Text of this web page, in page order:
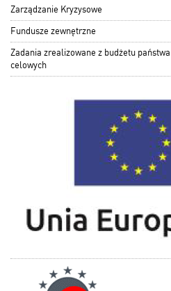
Zarządzanie Kryzysowe
Fundusze zewnętrzne
Zadania zrealizowane z budżetu
celowych